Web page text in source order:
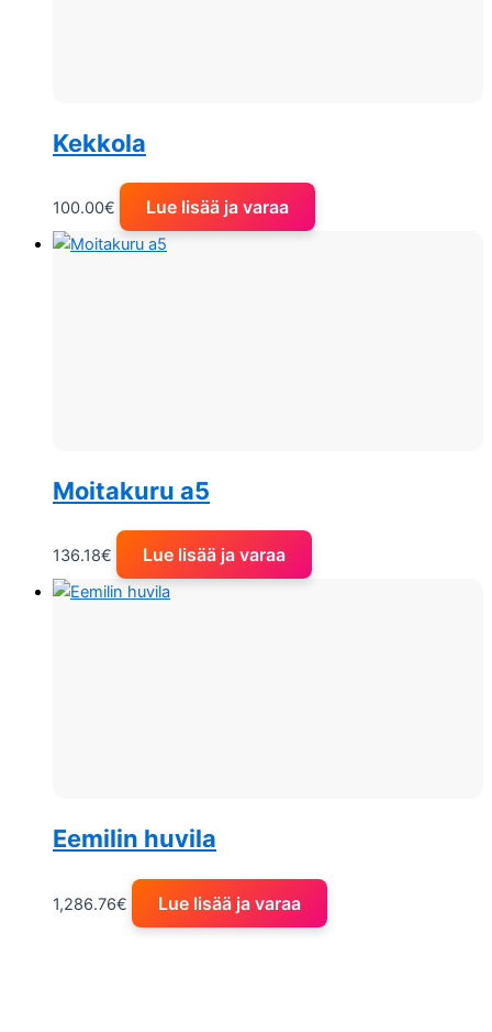
Kekkola
100.00€ Lue lisää ja varaa
Moitakuru a5
136.18€ Lue lisää ja varaa
Eemilin huvila
1,286.76€ Lue lisää ja varaa